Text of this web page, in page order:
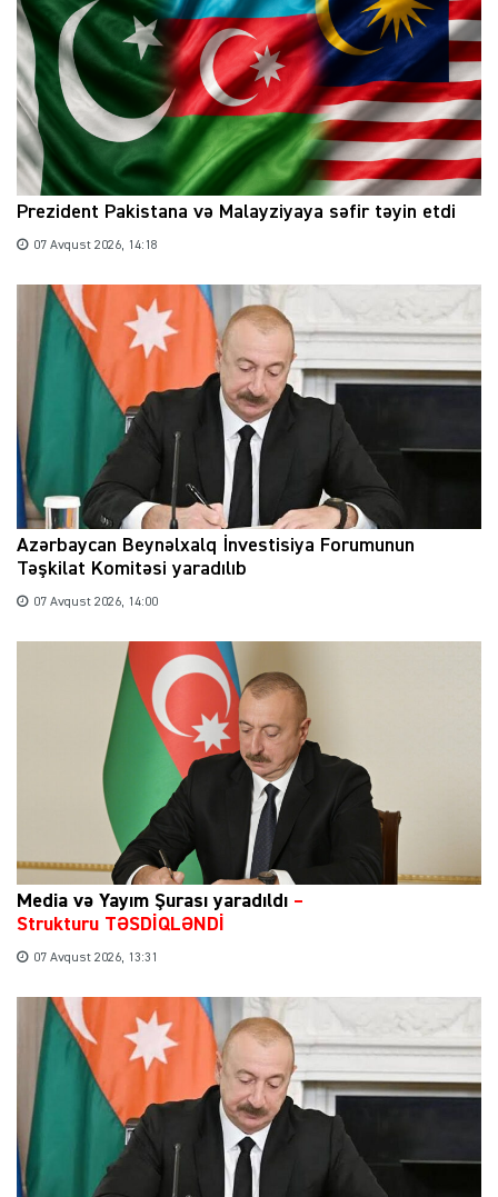
Prezident Pakistana və Malayziyaya səfir təyin etdi
07 Avqust 2026, 14:18
Azərbaycan Beynəlxalq İnvestisiya Forumunun
Təşkilat Komitəsi yaradılıb
07 Avqust 2026, 14:00
Media və Yayım Şurası yaradıldı –
Strukturu TƏSDİQLƏNDİ
07 Avqust 2026, 13:31